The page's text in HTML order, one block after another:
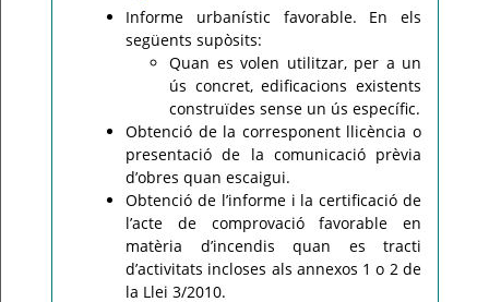
Informe urbanístic favorable. En els
següents supòsits:
Quan es volen utilitzar, per a un
ús concret, edificacions existents
construïdes sense un ús específic.
Obtenció de la corresponent llicència o
presentació de la comunicació prèvia
d’obres quan escaigui.
Obtenció de l’informe i la certificació de
l’acte de comprovació favorable en
matèria d’incendis quan es tracti
d’activitats incloses als annexos 1 o 2 de
la Llei 3/2010.